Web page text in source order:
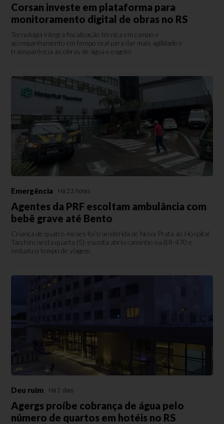
Corsan investe em plataforma para
monitoramento digital de obras no RS
Tecnologia integra fiscalização técnica em campo e
acompanhamento em tempo real para dar mais agilidade e
transparência às obras de água e esgoto
Emergência Há 23 horas
Agentes da PRF escoltam ambulância com
bebê grave até Bento
Criança de quatro meses foi transferida de Nova Prata ao Hospital
Tacchini nesta quarta (5); escolta abriu caminho na BR-470 e
reduziu o tempo de viagem.
Deu ruim Há 2 dias
Agergs proíbe cobrança de água pelo
número de quartos em hotéis no RS